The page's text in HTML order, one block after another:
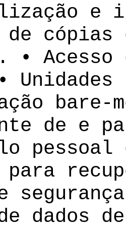
e
cópias
•
Unidades
bare-
de e
pessoal
para
dados